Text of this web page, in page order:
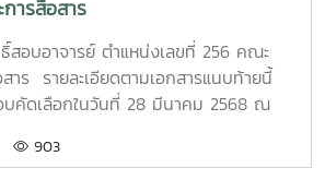
ย : Jahar Sinsaythaiนาหวะ จะอื่อ :
า จะฟู : Anna Jafuด.ญ.ขวัญใจ ซาจ๊ะ :
น ซาจ๊ะ : Tawan Sajaด.ช.อดุลวิทย์
Jamroensuksakulด.ช.โจโจ้ ป่าเล :
น้องหมู : Pigทีมงานพื้นที่ : Film
ารสื่อสาร
สอบอาจารย์ ตำแหน่งเลขที่ 256 คณะ
าร รายละเอียดตามเอกสารแนบท้ายนี้
บคัดเลือกในวันที่ 28 มีนาคม 2568 ณ
ตำแหน่ง 256 คณะสารสนเทศและการ
903